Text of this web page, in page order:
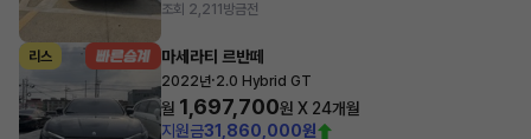
조회 2,211 방금전
리스 마세라티 르반떼
2022년·2.0 Hybrid GT
월 1,697,700원 X 24개월
지원금31,860,000원